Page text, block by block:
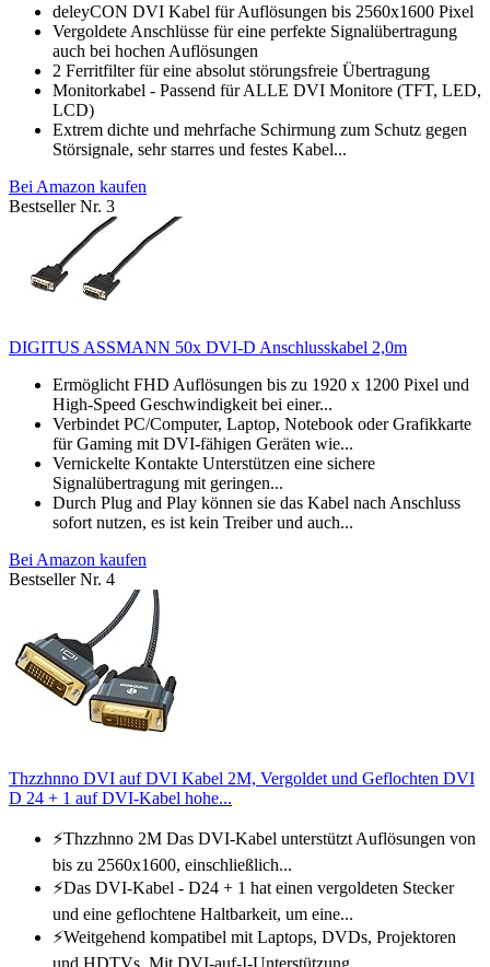
deleyCON DVI Kabel für Auflösungen bis 2560x1600 Pixel
Vergoldete Anschlüsse für eine perfekte Signalübertragung
auch bei hochen Auflösungen
2 Ferritfilter für eine absolut störungsfreie Übertragung
Monitorkabel - Passend für ALLE DVI Monitore (TFT, LED,
LCD)
Extrem dichte und mehrfache Schirmung zum Schutz gegen
Störsignale, sehr starres und festes Kabel...
Bei Amazon kaufen
Bestseller Nr. 3
DIGITUS ASSMANN 50x DVI-D Anschlusskabel 2,0m
Ermöglicht FHD Auflösungen bis zu 1920 x 1200 Pixel und
High-Speed Geschwindigkeit bei einer...
Verbindet PC/Computer, Laptop, Notebook oder Grafikkarte
für Gaming mit DVI-fähigen Geräten wie...
Vernickelte Kontakte Unterstützen eine sichere
Signalübertragung mit geringen...
Durch Plug and Play können sie das Kabel nach Anschluss
sofort nutzen, es ist kein Treiber und auch...
Bei Amazon kaufen
Bestseller Nr. 4
Thzzhnno DVI auf DVI Kabel 2M, Vergoldet und Geflochten DVI
D 24 + 1 auf DVI-Kabel hohe...
⚡Thzzhnno 2M Das DVI-Kabel unterstützt Auflösungen von
bis zu 2560x1600, einschließlich...
⚡Das DVI-Kabel - D24 + 1 hat einen vergoldeten Stecker
und eine geflochtene Haltbarkeit, um eine...
⚡Weitgehend kompatibel mit Laptops, DVDs, Projektoren
und HDTVs. Mit DVI-auf-I-Unterstützung...